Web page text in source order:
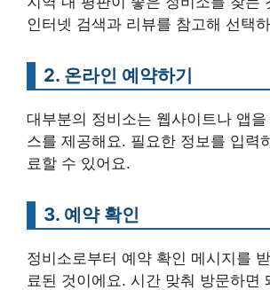
인터넷 검색과 리뷰를 참고해 선택
2. 온라인 예약하기
대부분의 정비소는 웹사이트나 앱
스를 제공해요. 필요한 정보를 입력
료할 수 있어요.
3. 예약 확인
정비소로부터 예약 확인 메시지를
료된 것이에요. 시간 맞춰 방문하면